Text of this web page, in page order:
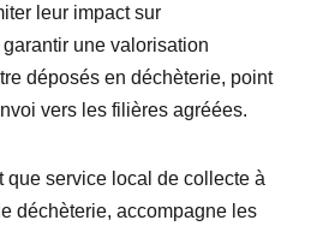
leur impact sur
garantir une valorisation
déposés en déchèterie, point
vers les filières agréées.
que service local de collecte à
déchèterie, accompagne les